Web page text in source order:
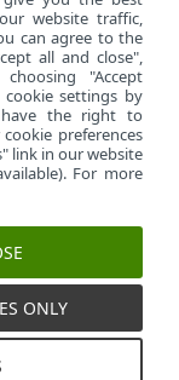
cookies
website traffic,
can agree to the
all and close",
"Accept
settings by
have the right to
preferences
link in our website
For more
ONLY